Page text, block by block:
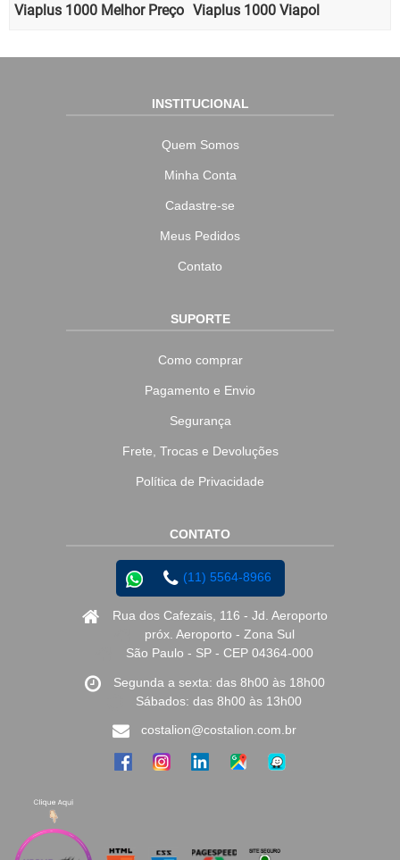
Viaplus 1000 Melhor Preço Viaplus 1000 Viapol
INSTITUCIONAL
Quem Somos
Minha Conta
Cadastre-se
Meus Pedidos
Contato
SUPORTE
Como comprar
Pagamento e Envio
Segurança
Frete, Trocas e Devoluções
Política de Privacidade
CONTATO
(11) 5564-8966
Rua dos Cafezais, 116 - Jd. Aeroporto
próx. Aeroporto - Zona Sul
São Paulo - SP - CEP 04364-000
Segunda a sexta: das 8h00 às 18h00
Sábados: das 8h00 às 13h00
costalion@costalion.com.br